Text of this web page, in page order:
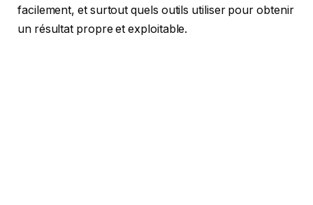
facilement, et surtout quels outils utiliser pour obtenir
un résultat propre et exploitable.